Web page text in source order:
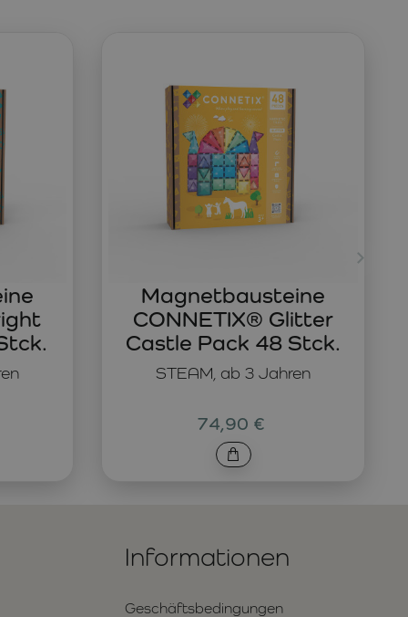
STEAM, ab 3 Jahren
Magnetbausteine
CONNETIX® Glitter
Castle Pack 48 Stck.
74,90 €
Informationen
Geschäftsbedingungen